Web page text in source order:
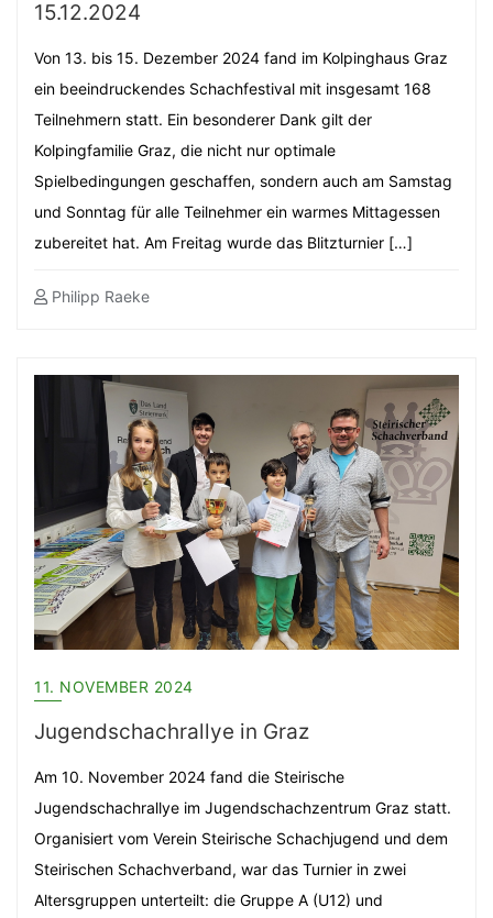
15.12.2024
Von 13. bis 15. Dezember 2024 fand im Kolpinghaus Graz
ein beeindruckendes Schachfestival mit insgesamt 168
Teilnehmern statt. Ein besonderer Dank gilt der
Kolpingfamilie Graz, die nicht nur optimale
Spielbedingungen geschaffen, sondern auch am Samstag
und Sonntag für alle Teilnehmer ein warmes Mittagessen
zubereitet hat. Am Freitag wurde das Blitzturnier […]
Philipp Raeke
11. NOVEMBER 2024
Jugendschachrallye in Graz
Am 10. November 2024 fand die Steirische
Jugendschachrallye im Jugendschachzentrum Graz statt.
Organisiert vom Verein Steirische Schachjugend und dem
Steirischen Schachverband, war das Turnier in zwei
Altersgruppen unterteilt: die Gruppe A (U12) und